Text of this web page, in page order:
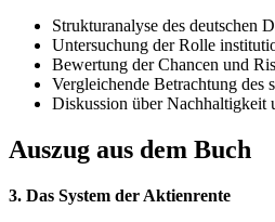
Strukturanalyse des deutschen
Untersuchung der Rolle
Bewertung der Chancen und
Vergleichende Betrachtung des
Diskussion über Nachhaltigkeit
Auszug aus dem Buch
3. Das System der Aktienrente